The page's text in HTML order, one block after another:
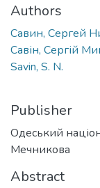
Authors
Савин, Сергей
Савін, Сергій
Savin, S. N.
Publisher
Одеський
Мечникова
Abstract